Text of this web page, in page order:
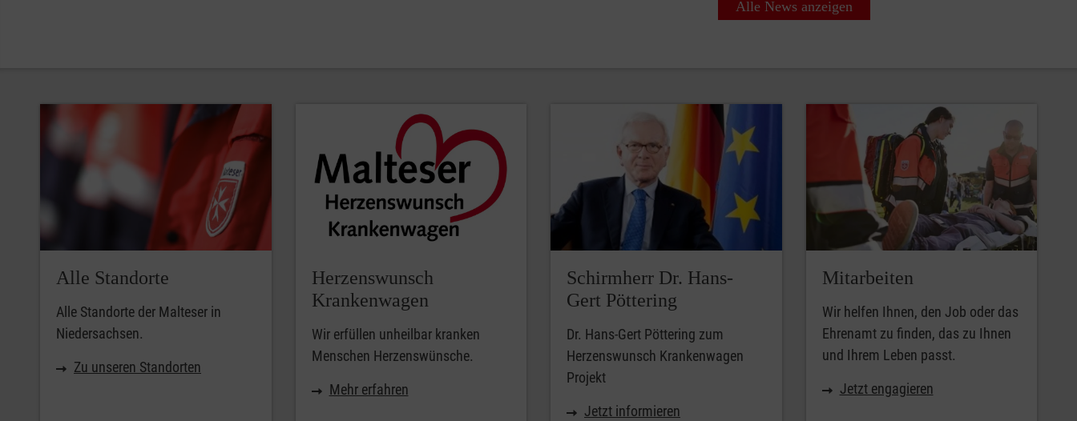
Alle News anzeigen
Alle Standorte
Alle Standorte der Malteser in
Niedersachsen.
Zu unseren Standorten
Herzenswunsch
Krankenwagen
Wir erfüllen unheilbar kranken
Menschen Herzenswünsche.
Mehr erfahren
Schirmherr Dr. Hans-
Gert Pöttering
Dr. Hans-Gert Pöttering zum
Herzenswunsch Krankenwagen
Projekt
Jetzt informieren
Mitarbeiten
Wir helfen Ihnen, den Job oder das
Ehrenamt zu finden, das zu Ihnen
und Ihrem Leben passt.
Jetzt engagieren